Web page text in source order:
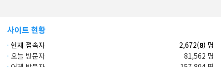
사이트 현황
· 현재 접속자 2,672(8) 명
· 오늘 방문자
81,562 명